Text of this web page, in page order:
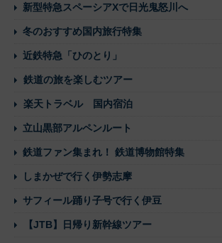
新型特急スペーシアXで日光鬼怒川へ
冬のおすすめ国内旅行特集
近鉄特急「ひのとり」
鉄道の旅を楽しむツアー
楽天トラベル 国内宿泊
立山黒部アルペンルート
鉄道ファン集まれ！ 鉄道博物館特集
しまかぜで行く伊勢志摩
サフィール踊り子号で行く伊豆
【JTB】日帰り新幹線ツアー